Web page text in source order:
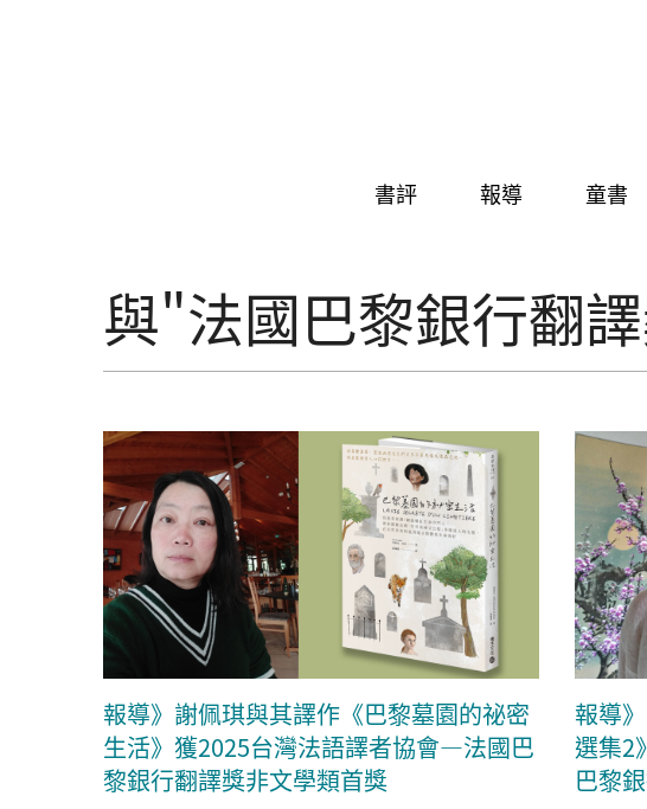
書評 報導 童書
與"法國巴黎銀行翻
報導》謝佩琪與其譯作《巴黎墓園的祕密
生活》獲2025台灣法語譯者協會—法國巴
黎銀行翻譯獎非文學類首獎
報導
選集2
巴黎